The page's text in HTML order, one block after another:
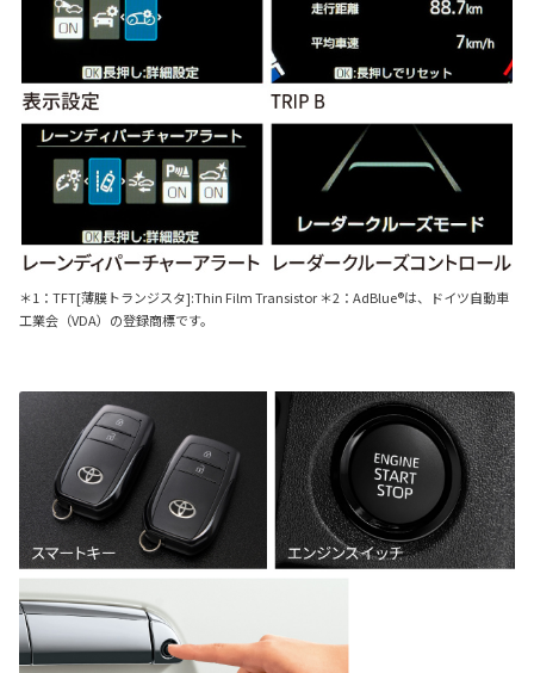
＊1：TFT[薄膜トランジスタ]:Thin Film Transistor ＊2：AdBlue®は、ドイツ自動車
工業会（VDA）の登録商標です。